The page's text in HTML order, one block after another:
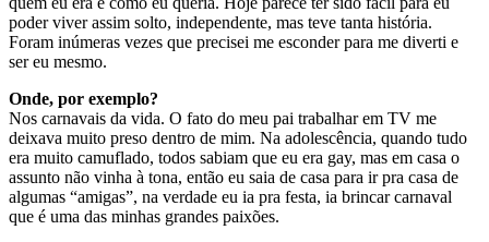
poder viver assim solto, independente, mas teve tanta história.
Foram inúmeras vezes que precisei me esconder para me diverti e
ser eu mesmo.
Onde, por exemplo?
Nos carnavais da vida. O fato do meu pai trabalhar em TV me
deixava muito preso dentro de mim. Na adolescência, quando tudo
era muito camuflado, todos sabiam que eu era gay, mas em casa o
assunto não vinha à tona, então eu saia de casa para ir pra casa de
algumas “amigas”, na verdade eu ia pra festa, ia brincar carnaval
que é uma das minhas grandes paixões.